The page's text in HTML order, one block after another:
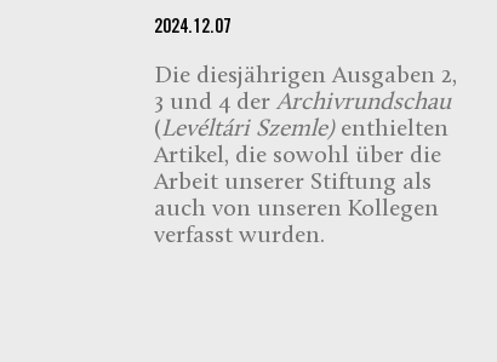
2024.12.07
Die diesjährigen Ausgaben 2,
3 und 4 der Archivrundschau
(Levéltári Szemle)enthielten
Artikel, die sowohl über die
Arbeit unserer Stiftung als
auch von unseren Kollegen
verfasst wurden.